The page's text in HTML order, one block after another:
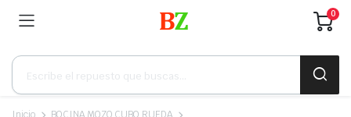
0
Búsqueda
productos